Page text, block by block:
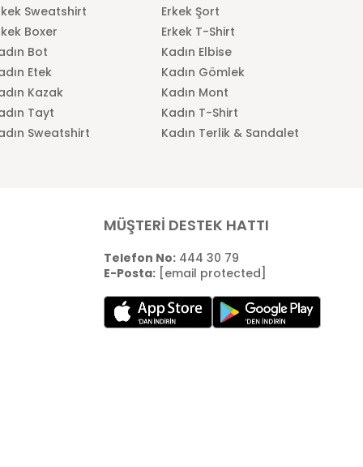
Sweatshirt
Erkek Şort
Boxer
Erkek T-Shirt
Bot
Kadın Elbise
Etek
Kadın Gömlek
Kazak
Kadın Mont
Tayt
Kadın T-Shirt
Sweatshirt Kadın Terlik & Sandalet
MÜŞTERİ DESTEK HATTI
Telefon No:444 30 79
E-Posta: [email protected]